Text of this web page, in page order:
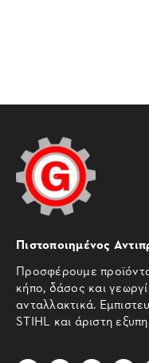
Πιστοποιημένος
Προσφέρουμε
κήπο, δάσος και
ανταλλακτικά.
STIHL και άριστη